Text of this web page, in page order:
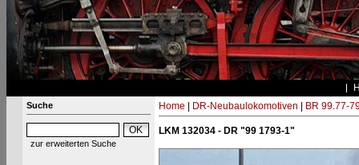
Suche
zur erweiterten Suche
Home DR-Neubaulokomotiven BR 99.77-
LKM 132034 - DR "99 1793-1"